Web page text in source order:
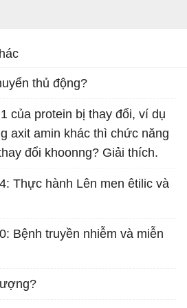
thủ động?
của protein bị thay đổi, ví dụ
axit amin khác thì chức năng
đổi khoonng? Giải thích.
Thực hành Lên men êtilic và
Bệnh truyền nhiễm và miễn